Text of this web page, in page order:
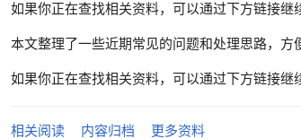
如果你正在查找相关资料，可以通过下方链接继
本文整理了一些近期常见的问题和处理思路，方
如果你正在查找相关资料，可以通过下方链接继
相关阅读 内容归档 更多资料